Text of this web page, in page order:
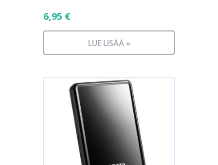
6,95 €
LUE LISÄÄ »